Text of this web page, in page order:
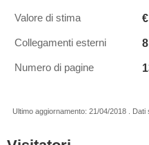
Valore di stima
Collegamenti esterni 8
Numero di pagine
Ultimo aggiornamento: 21/04/2018 . Dati